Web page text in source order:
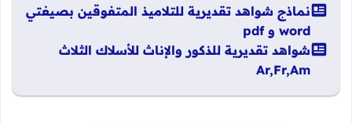
نماذج شواهد تقديرية للتلاميذ المتفوقين بصيغتي
word و pdf
شواهد تقديرية للذكور والإناث للأسلاك الثلاث
Ar,Fr,Am